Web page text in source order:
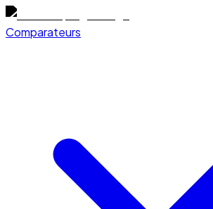
Comparateurs